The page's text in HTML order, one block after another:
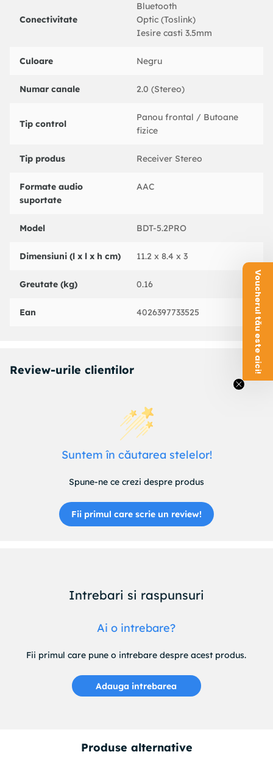
Conectivitate
Bluetooth
Optic (Toslink)
Iesire casti 3.5mm
Culoare Negru
Numar canale 2.0 (Stereo)
Tip control
Panou frontal / Butoane
fizice
Tip produs Receiver Stereo
Formate audio
suportate
AAC
Model BDT-5.2PRO
Dimensiuni (l x l x h cm) 11.2 x 8.4 x 3
Greutate (kg) 0.16
Ean 4026397733525
Review-urile clientilor
Suntem în căutarea stelelor!
Spune-ne ce crezi despre produs
Fii primul care scrie un review!
Intrebari si raspunsuri
Ai o intrebare?
Fii primul care pune o intrebare despre acest produs.
Adauga intrebarea
Produse alternative
Voucherul tău este aici!